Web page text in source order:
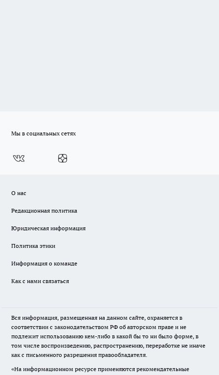
Мы в социальных сетях
О нас
Редакционная политика
Юридическая информация
Политика этики
Информация о команде
Как с нами связаться
Вся информация, размещенная на данном сайте, охраняется в
соответствии с законодательством РФ об авторском праве и не
подлежит использованию кем-либо в какой бы то ни было форме, в
том числе воспроизведению, распространению, переработке не иначе
как с письменного разрешения правообладателя.
«На информационном ресурсе применяются рекомендательные